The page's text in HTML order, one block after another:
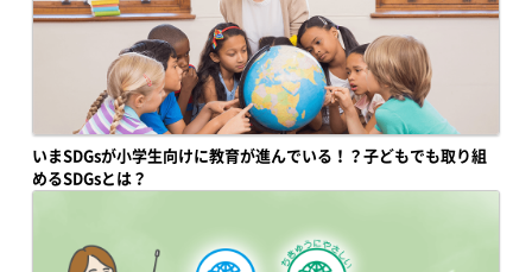
いまSDGsが小学生向けに教育が進んでいる！？子どもでも取り組
めるSDGsとは？